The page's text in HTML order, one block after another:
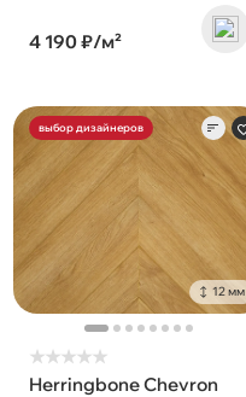
4 190 ₽/м²
выбор дизайнеров
12 мм
★★★★★
Herringbone Chevron